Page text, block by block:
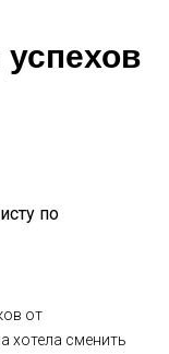
по
от
хотела сменить